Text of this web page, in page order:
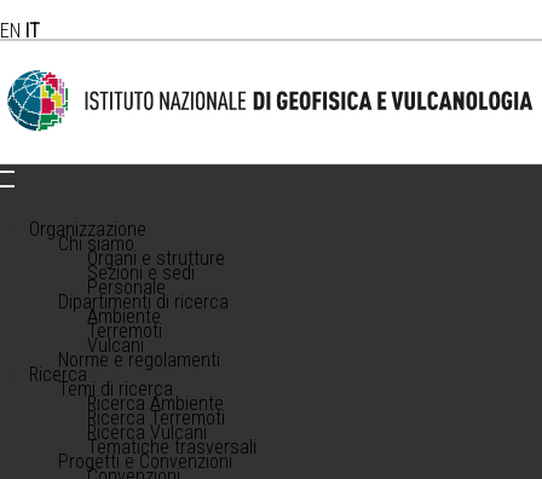
EN IT
Organizzazione
Chi siamo
Organi e strutture
Sezioni e sedi
Personale
Dipartimenti di ricerca
Ambiente
Terremoti
Vulcani
Norme e regolamenti
Ricerca
Temi di ricerca
Ricerca Ambiente
Ricerca Terremoti
Ricerca Vulcani
Tematiche trasversali
Progetti e Convenzioni